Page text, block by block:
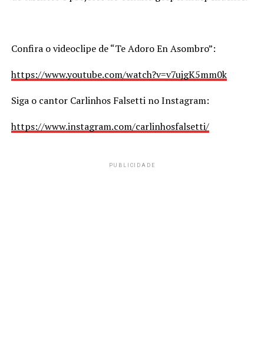
Confira o videoclipe de “Te Adoro En Asombro”:
https://www.youtube.com/watch?v=v7ujgK5mm0k
Siga o cantor Carlinhos Falsetti no Instagram:
https://www.instagram.com/carlinhosfalsetti/
PUBLICIDADE